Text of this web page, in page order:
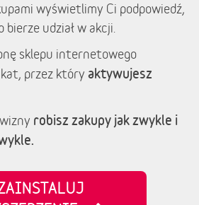
wyświetlimy Ci podpowiedź,
udział w akcji.
sklepu internetowego
przez który aktywujesz
robisz zakupy jak zwykle i